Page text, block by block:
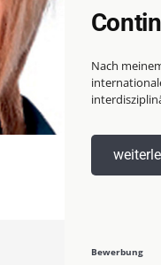
Nach
Bewerbung